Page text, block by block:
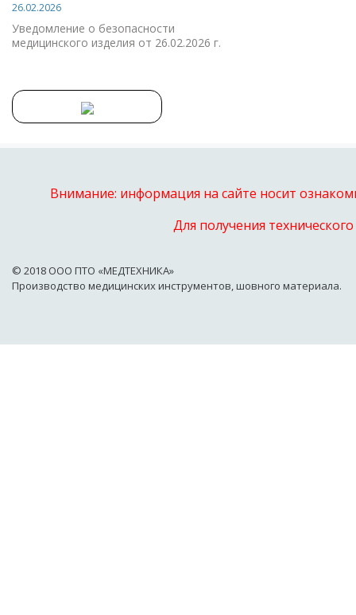
26.02.2026
Уведомление о безопасности
медицинского изделия от 26.02.2026 г.
Внимание: информация на сайте носит
Для получения
© 2018 OOO ПТО «МЕДТЕХНИКА»
Производство медицинских инструментов, шовного материала.